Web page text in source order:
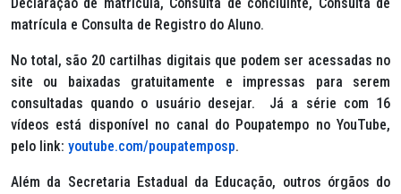
matrícula e Consulta de Registro do Aluno.
No total, são 20 cartilhas digitais que podem ser acessadas no
site ou baixadas gratuitamente e impressas para serem
consultadas quando o usuário desejar. Já a série com 16
vídeos está disponível no canal do Poupatempo no YouTube,
pelo link: youtube.com/poupatemposp.
Além da Secretaria Estadual da Educação, outros órgãos do